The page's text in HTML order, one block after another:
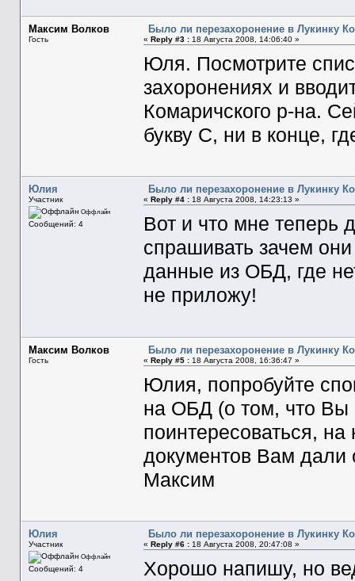
Максим Волков
Гость
Было ли перезахоронение в Лукинку
« Reply #3 :18 Августа 2008, 14:06:40 »
Юля. Посмотрите
захоронениях и
Комаричского р-на.
букву С, ни в конце,
Юлия
Участник
Оффлайн
Сообщений: 4
Было ли перезахоронение в Лукинку
« Reply #4 :18 Августа 2008, 14:23:13 »
Вот и что мне теперь
спрашивать зачем
данные из ОБД, где
не приложу!
Максим Волков
Гость
Было ли перезахоронение в Лукинку
« Reply #5 :18 Августа 2008, 16:36:47 »
Юлия, попробуйте
на ОБД (о том, что Вы
поинтересоваться,
документов Вам дали
Максим
Юлия
Участник
Оффлайн
Сообщений: 4
Было ли перезахоронение в Лукинку
« Reply #6 :18 Августа 2008, 20:47:08 »
Хорошо напишу, но